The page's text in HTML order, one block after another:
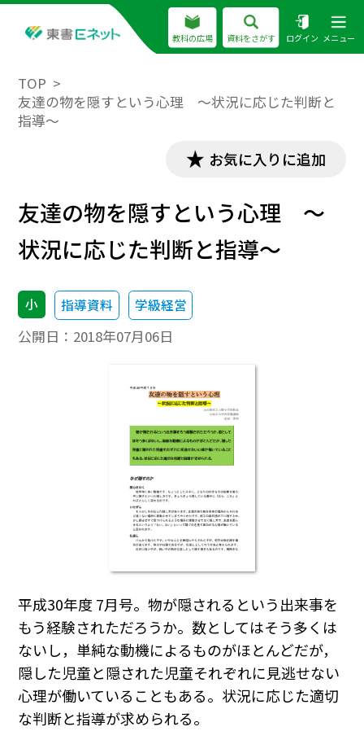
教科の広場 資料をさがす ログイン メニュー
TOP
友達の物を隠すという心理 ～状況に応じた判断と
指導～
お気に入りに追加
友達の物を隠すという心理 ～
状況に応じた判断と指導～
小 指導資料 学級経営
公開日： 2018年07月06日
平成30年度 7月号。物が隠されるという出来事を
もう経験されただろうか。数としてはそう多くは
ないし，単純な動機によるものがほとんどだが，
隠した児童と隠された児童それぞれに見逃せない
心理が働いていることもある。状況に応じた適切
な判断と指導が求められる。